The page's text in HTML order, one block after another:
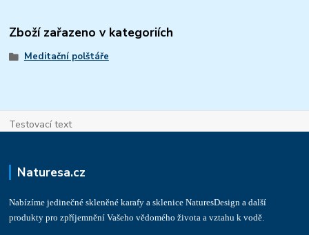
Zboží zařazeno v kategoriích
Meditační polštáře
Testovací text
Naturesa.cz
Nabízíme jedinečné skleněné karafy a sklenice NaturesDesign a další
produkty pro zpříjemnění Vašeho vědomého života a vztahu k vodě.